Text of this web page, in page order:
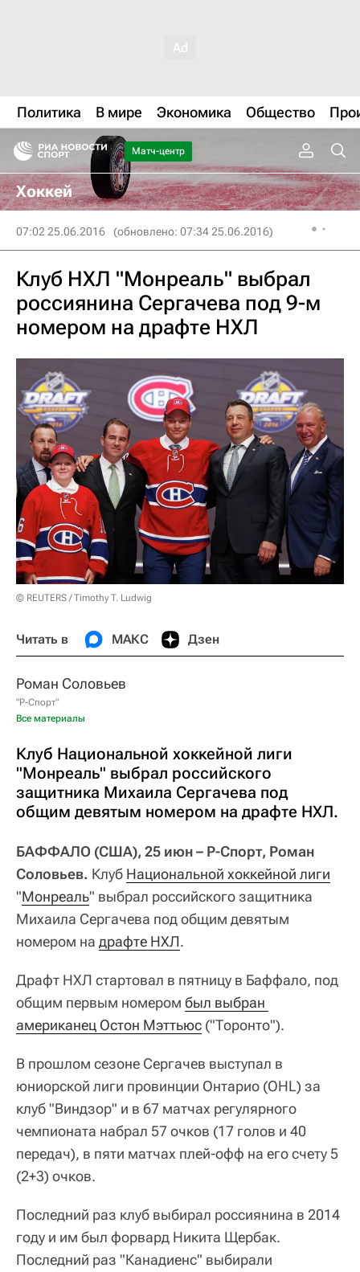
Политика В мире Экономика Общество
Матч-центр
Хоккей
07:02 25.06.2016 (обновлено: 07:34 25.06.2016)
Клуб НХЛ "Монреаль" выбрал
россиянина Сергачева под 9-м
номером на драфте НХЛ
© REUTERS / Timothy T. Ludwig
Читать в МАКС Дзен
Роман Соловьев
"Р-Спорт"
Все материалы
Клуб Национальной хоккейной лиги
"Монреаль" выбрал российского
защитника Михаила Сергачева под
общим девятым номером на драфте НХЛ.
БАФФАЛО (США), 25 июн – Р-Спорт, Роман
Соловьев. Клуб Национальной хоккейной лиги
"Монреаль" выбрал российского защитника
Михаила Сергачева под общим девятым
номером на драфте НХЛ.
Драфт НХЛ стартовал в пятницу в Баффало, под
общим первым номером был выбран
американец Остон Мэттьюс ("Торонто").
В прошлом сезоне Сергачев выступал в
юниорской лиги провинции Онтарио (OHL) за
клуб "Виндзор" и в 67 матчах регулярного
чемпионата набрал 57 очков (17 голов и 40
передач), в пяти матчах плей-офф на его счету 5
(2+3) очков.
Последний раз клуб выбирал россиянина в 2014
году и им был форвард Никита Щербак.
Последний раз "Канадиенс" выбирали